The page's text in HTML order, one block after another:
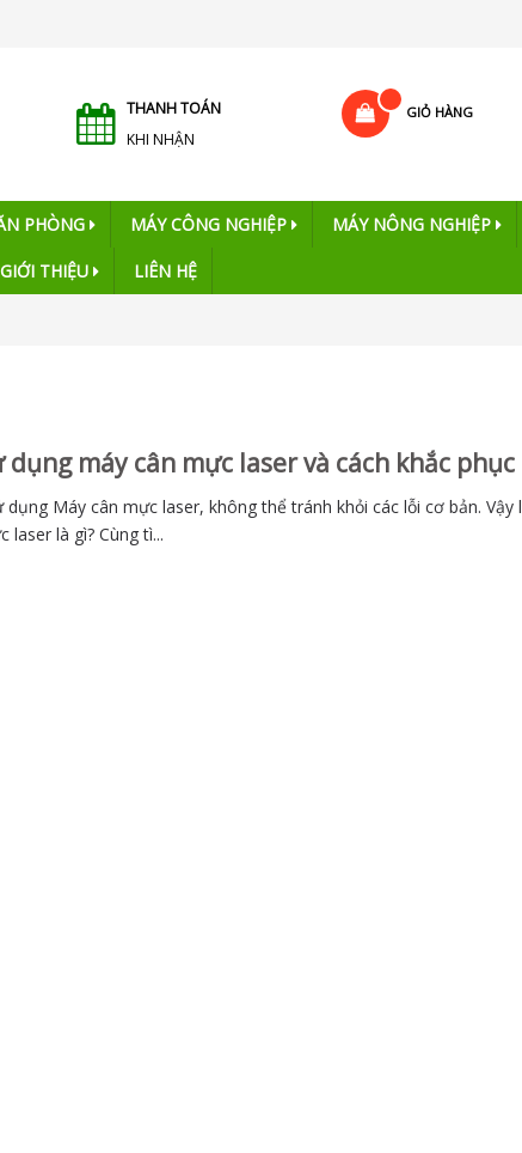
THANH TOÁN
KHI NHẬN
GIỎ HÀNG
PHÒNG MÁY CÔNG NGHIỆP MÁY NÔNG NGHIỆP
GIỚI THIỆU LIÊN HỆ
máy cân mực laser và cách khắc phục
dụng Máy cân mực laser, không thể tránh khỏi các lỗi cơ bản. Vậy
laser là gì? Cùng tì...